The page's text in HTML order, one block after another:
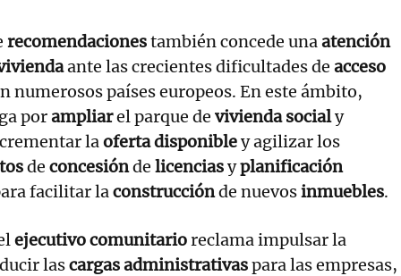
recomendacionestambién concede unaatención
ante las crecientes dificultades de acceso
numerosos países europeos. En este ámbito,
porampliarel parque de vivienda socialy
laoferta disponibley agilizar los
de concesiónde licenciasyplanificación
facilitar laconstrucciónde nuevosinmuebles.
ejecutivo comunitarioreclama impulsar la
lascargas administrativaspara las empresas,